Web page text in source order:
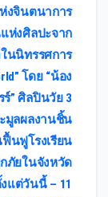
งจินตนาการ
ห่งศิลปะจาก
นนิทรรศการ
โดย “น้อง
” ศิลปินวัย 3
มูลผลงานชิ้น
นฟูโรงเรียน
ภัยในจังหวัด
แต่วันนี้ – 11